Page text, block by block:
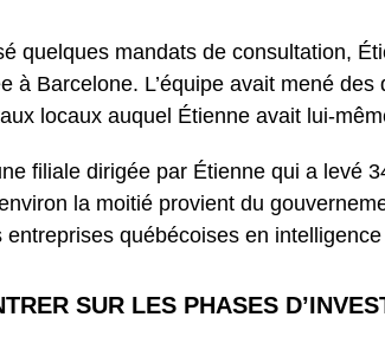
quelques mandats de consultation,
Barcelone. L’équipe avait mené
locaux auquel Étienne avait lui-
filiale dirigée par Étienne qui a levé
la moitié provient du
québécoises en
SUR LES PHASES